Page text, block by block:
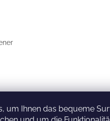
um Ihnen das bequeme